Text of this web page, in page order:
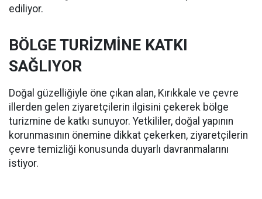
ediliyor.
BÖLGE TURİZMİNE KATKI
SAĞLIYOR
Doğal güzelliğiyle öne çıkan alan, Kırıkkale ve çevre
illerden gelen ziyaretçilerin ilgisini çekerek bölge
turizmine de katkı sunuyor. Yetkililer, doğal yapının
korunmasının önemine dikkat çekerken, ziyaretçilerin
çevre temizliği konusunda duyarlı davranmalarını
istiyor.